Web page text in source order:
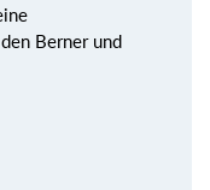
Berner und